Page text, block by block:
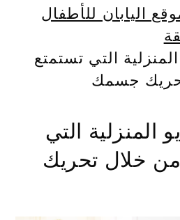
اليابان للأطفال
التي تستمتع
جسمك
المنزلية التي
من خلال تحريك